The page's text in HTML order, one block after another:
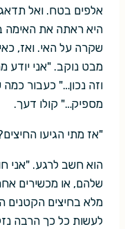
אלפים בטח. ואל
היא ראתה את האימה
שקרה על האי. ואז,
מבט נוקב. "אני יודע
וזה נכון…" כעבור כמה
מספיק…" קולו דעך.
"אז מתי הגיעו
הוא חשב לרגע. "אני
שלהם, או מכשירים
מלא בחיצים הקטנים
לעשות כל כך הרבה